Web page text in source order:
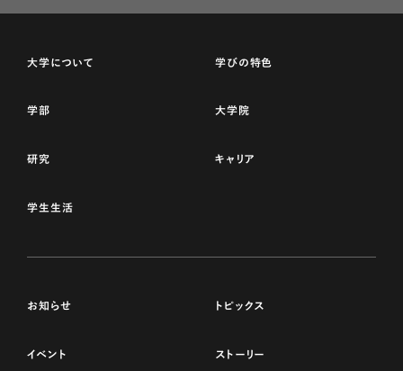
大学について 学びの特色
学部 大学院
研究 キャリア
学生生活
お知らせ トピックス
イベント ストーリー